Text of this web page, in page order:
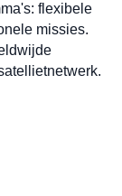
flexibele
missies.